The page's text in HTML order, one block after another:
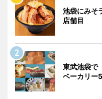
池袋にみそ
店舗目
東武池袋で
ベーカリー